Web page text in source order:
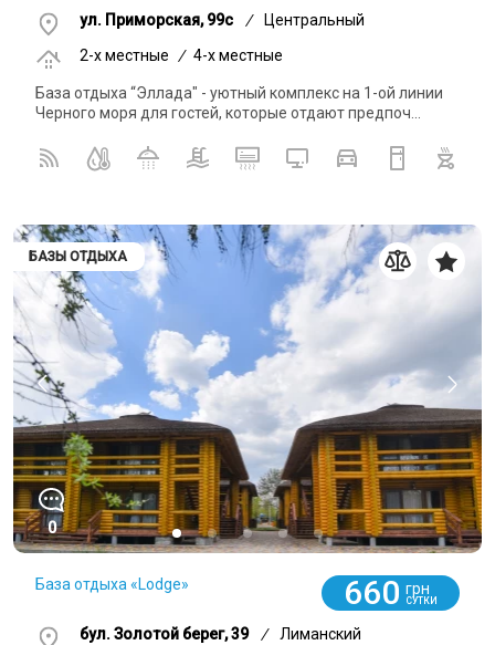
ул. Приморская, 99с /
Центральный
2-x местные / 4-x местные
База отдыха “Эллада" - уютный комплекс на 1-ой линии
Черного моря для гостей, которые отдают предпоч...
БАЗЫ ОТДЫХА
0
База отдыха «Lodge» 660 грн
СУТКИ
бул. Золотой берег, 39 /
Лиманский